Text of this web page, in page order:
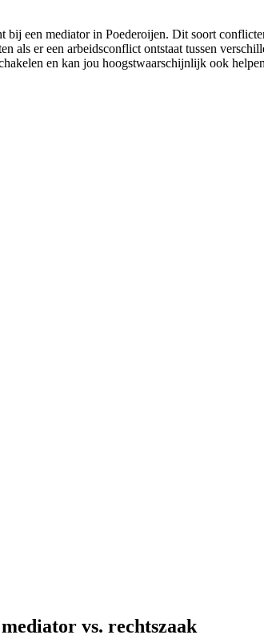
een mediator in Poederoijen. Dit soort
als er een arbeidsconflict ontstaat tussen
en kan jou hoogstwaarschijnlijk ook
vs. rechtszaak